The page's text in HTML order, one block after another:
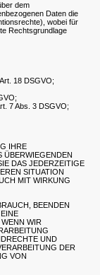
dem
Daten die
wobei für
Rechtsgrundlage
18 DSGVO;
7 Abs. 3 DSGVO;
IHRE
ÜBERWIEGENDEN
DAS JEDERZEITIGE
SITUATION
MIT WIRKUNG
BEENDEN
WIR
UND
DER
VON